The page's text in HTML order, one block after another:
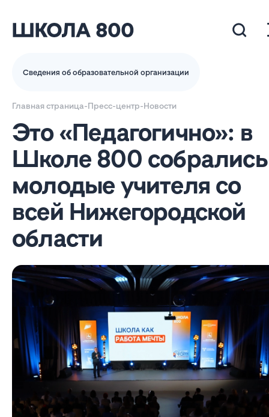
Сведения об образовательной организации
Главная страница-Пресс-центр-Новости
Это «Педагогично»: в
Школе 800 собрались
молодые учителя со
всей Нижегородской
области